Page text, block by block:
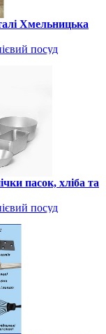
Хмельницька
посуд
пасок, хліба та
посуд